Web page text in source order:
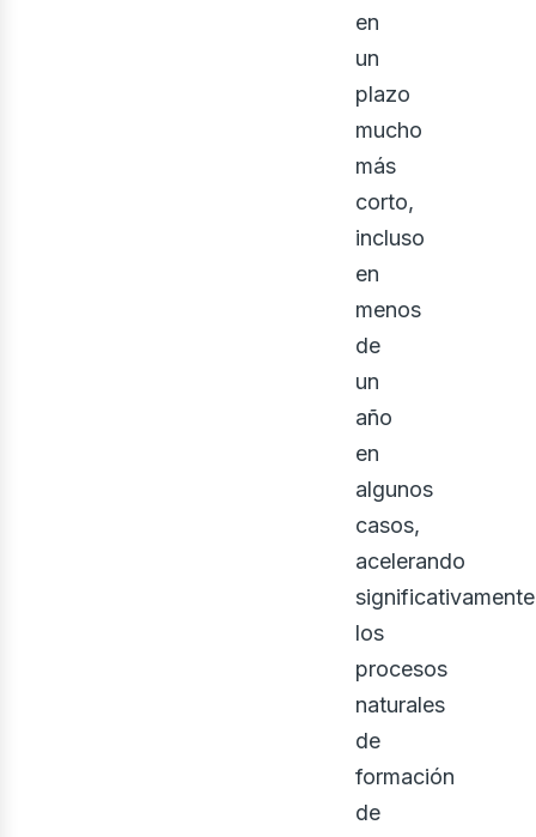
en
un
plazo
mucho
más
corto,
incluso
en
menos
de
un
año
en
algunos
casos,
acelerando
significativamente
los
procesos
naturales
de
formación
de